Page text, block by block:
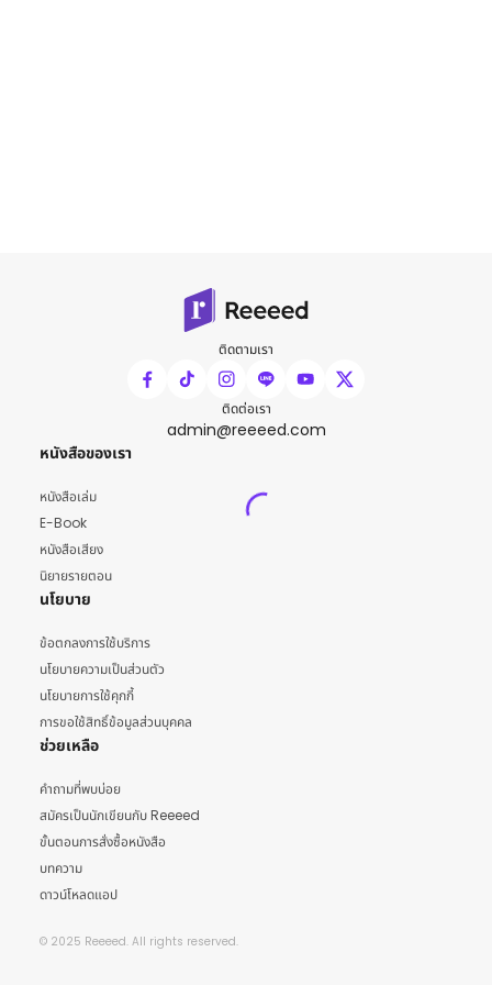
ติดตามเรา
ติดต่อเรา
admin@reeeed.com
หนังสือของเรา
หนังสือเล่ม
E-Book
หนังสือเสียง
นิยายรายตอน
นโยบาย
ข้อตกลงการใช้บริการ
นโยบายความเป็นส่วนตัว
นโยบายการใช้คุกกี้
การขอใช้สิทธิ์ข้อมูลส่วนบุคคล
ช่วยเหลือ
คำถามที่พบบ่อย
สมัครเป็นนักเขียนกับ Reeeed
ขั้นตอนการสั่งซื้อหนังสือ
บทความ
ดาวน์โหลดแอป
© 2025 Reeeed. All rights reserved.